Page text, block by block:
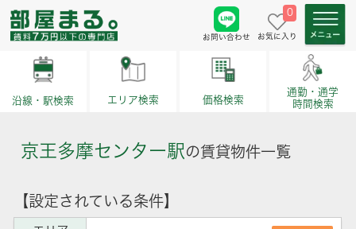
お問い合わせ
0
お気に入り
沿線・駅検索 エリア検索 価格検索
通勤・通学
時間検索
京王多摩センター駅 の賃貸物件一覧
【設定されている条件】